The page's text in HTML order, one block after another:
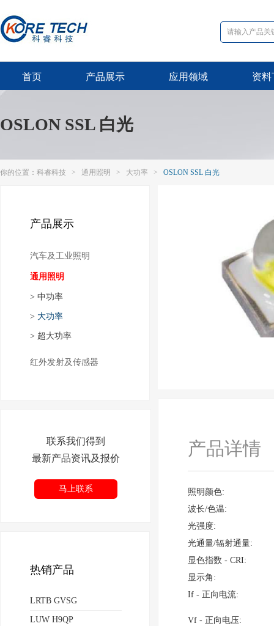
首页 产品展示 应用领域 资料
OSLON SSL 白光
你的位置： 科睿科技 > 通用照明 > 大功率 > OSLON SSL 白光
产品展示
汽车及工业照明
通用照明
> 中功率
> 大功率
> 超大功率
红外发射及传感器
联系我们得到
最新产品资讯及报价
马上联系
热销产品
LRTB GVSG
LUW H9QP
产品详情
照明颜色:
波长/色温:
光强度:
光通量/辐射通量:
显色指数 - CRI:
显示角:
If - 正向电流:
Vf - 正向电压: